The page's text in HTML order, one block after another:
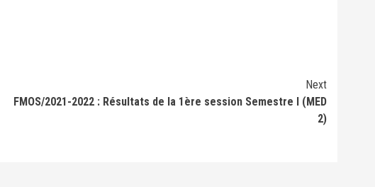
Next
FMOS/2021-2022 : Résultats de la 1ère session Semestre I (MED
2)